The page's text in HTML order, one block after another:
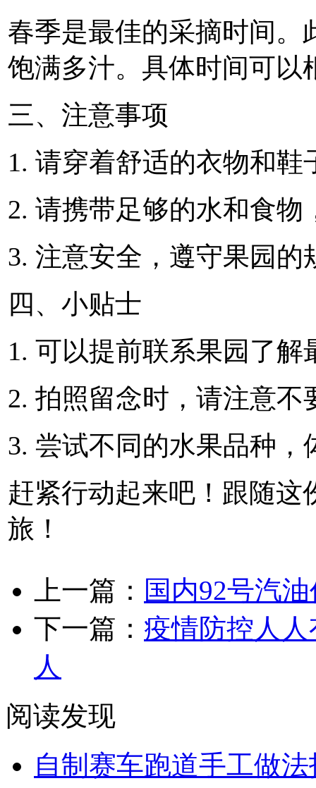
春季是最佳的采摘时间。
饱满多汁。具体时间可
三、注意事项
1. 请穿着舒适的衣物和
2. 请携带足够的水和食物
3. 注意安全，遵守果园的
四、小贴士
1. 可以提前联系果园了
2. 拍照留念时，请注意
3. 尝试不同的水果品种
赶紧行动起来吧！跟随这
旅！
上一篇： 国内92号汽
下一篇： 疫情防控人
人
阅读发现
自制赛车跑道手工做